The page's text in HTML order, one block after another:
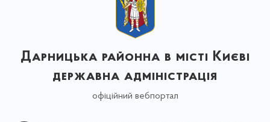
Дарницька районна в місті Києві
державна адміністрація
офіційний вебпортал